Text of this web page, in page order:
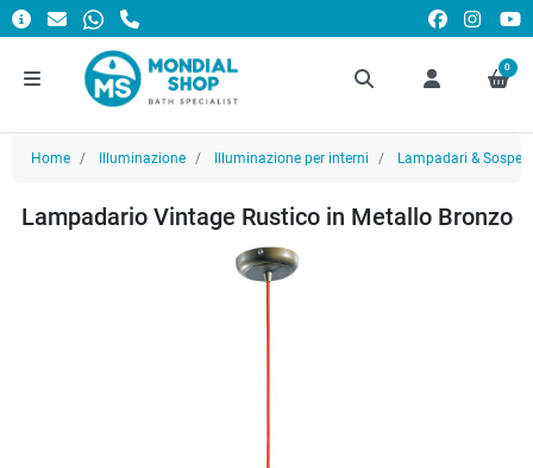
0
Home Illuminazione Illuminazione per interni Lampadari &
Lampadario Vintage Rustico in Metallo Bronzo